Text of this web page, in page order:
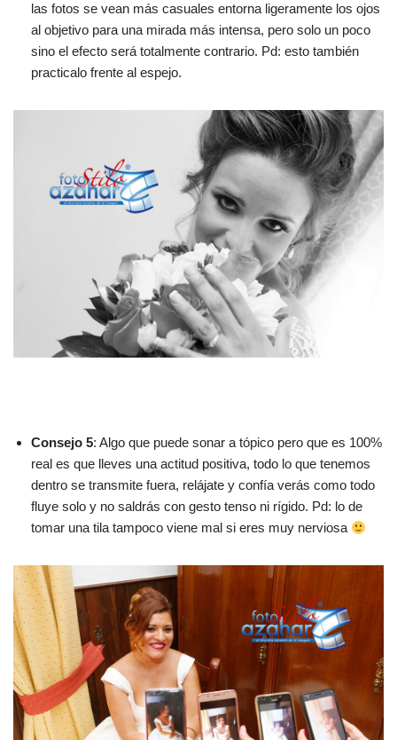
las fotos se vean más casuales entorna ligeramente los ojos
al objetivo para una mirada más intensa, pero solo un poco
sino el efecto será totalmente contrario. Pd: esto también
practicalo frente al espejo.
Consejo 5: Algo que puede sonar a tópico pero que es 100%
real es que lleves una actitud positiva, todo lo que tenemos
dentro se transmite fuera, relájate y confía verás como todo
fluye solo y no saldrás con gesto tenso ni rígido. Pd: lo de
tomar una tila tampoco viene mal si eres muy nerviosa